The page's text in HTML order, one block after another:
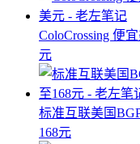
ColoCrossing 便
元
标准互联美国
168元